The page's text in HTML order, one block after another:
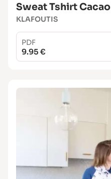
Sweat Tshirt Cacao
KLAFOUTIS
PDF
9.95 €